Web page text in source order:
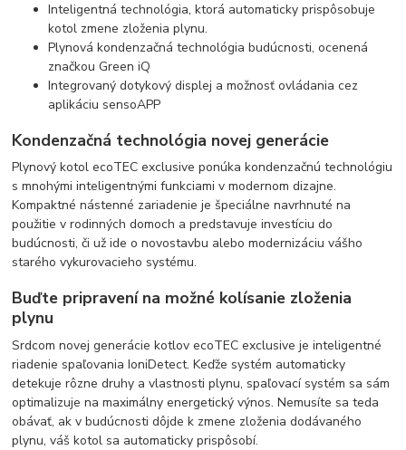
Inteligentná technológia, ktorá automaticky prispôsobuje
kotol zmene zloženia plynu.
Plynová kondenzačná technológia budúcnosti, ocenená
značkou Green iQ
Integrovaný dotykový displej a možnosť ovládania cez
aplikáciu sensoAPP
Kondenzačná technológia novej generácie
Plynový kotol ecoTEC exclusive ponúka kondenzačnú technológiu
s mnohými inteligentnými funkciami v modernom dizajne.
Kompaktné nástenné zariadenie je špeciálne navrhnuté na
použitie v rodinných domoch a predstavuje investíciu do
budúcnosti, či už ide o novostavbu alebo modernizáciu vášho
starého vykurovacieho systému.
Buďte pripravení na možné kolísanie zloženia
plynu
Srdcom novej generácie kotlov ecoTEC exclusive je inteligentné
riadenie spaľovania IoniDetect. Keďže systém automaticky
detekuje rôzne druhy a vlastnosti plynu, spaľovací systém sa sám
optimalizuje na maximálny energetický výnos. Nemusíte sa teda
obávať, ak v budúcnosti dôjde k zmene zloženia dodávaného
plynu, váš kotol sa automaticky prispôsobí.